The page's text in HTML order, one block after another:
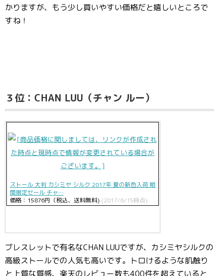
かりますが、もう少し買いやすい価格だと嬉しいところで
すね！
３位：CHAN LUU（チャン ルー）
ストール 大判 カシミヤ シルク 2017年 夏の新色入荷 期
間限定セール チャ…
価格：15876円（税込、送料無料) (2017/6/15時点)
ブレスレットで有名なCHAN LUUですが、カシミヤシルクの
高級ストールでの人気も高いです。トロけるような肌触り
と上質な質感、楽天のレビュー数も400件を超えていると